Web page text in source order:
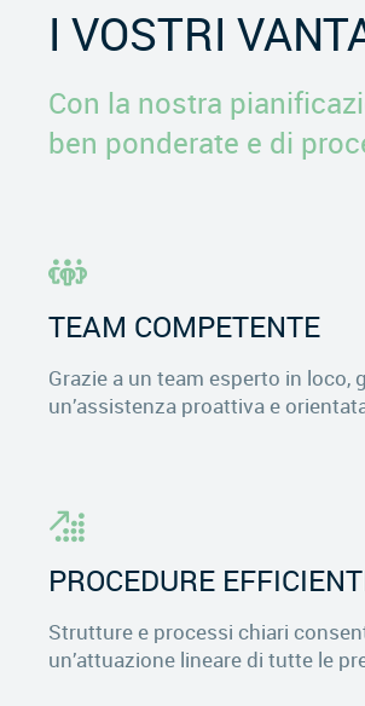
I VOSTRI
Con la nostra
ben ponderate e di
TEAM COMPETENTE
Grazie a un team esperto in loco,
un’assistenza proattiva e
PROCEDURE
Strutture e processi chiari
un’attuazione lineare di tutte le